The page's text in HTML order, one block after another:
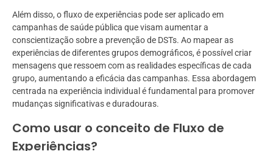
Além disso, o fluxo de experiências pode ser aplicado em
campanhas de saúde pública que visam aumentar a
conscientização sobre a prevenção de DSTs. Ao mapear as
experiências de diferentes grupos demográficos, é possível criar
mensagens que ressoem com as realidades específicas de cada
grupo, aumentando a eficácia das campanhas. Essa abordagem
centrada na experiência individual é fundamental para promover
mudanças significativas e duradouras.
Como usar o conceito de Fluxo de
Experiências?